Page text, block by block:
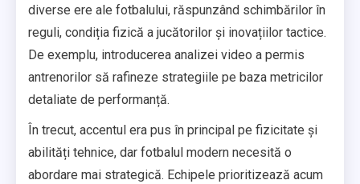
diverse ere ale fotbalului, răspunzând schimbărilor în
reguli, condiția fizică a jucătorilor și inovațiilor tactice.
De exemplu, introducerea analizei video a permis
antrenorilor să rafineze strategiile pe baza metricilor
detaliate de performanță.
În trecut, accentul era pus în principal pe fizicitate și
abilități tehnice, dar fotbalul modern necesită o
abordare mai strategică. Echipele prioritizează acum